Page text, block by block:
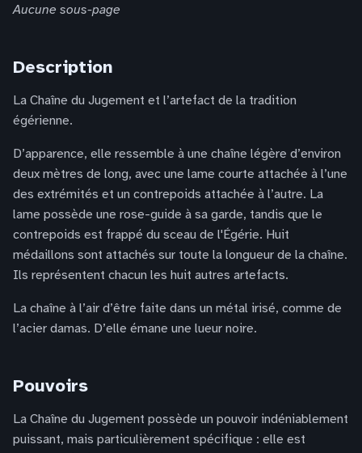
Aucune sous-page
Description
La Chaîne du Jugement et l’artefact de la tradition
égérienne.
D’apparence, elle ressemble à une chaîne légère d’environ
deux mètres de long, avec une lame courte attachée à l’une
des extrémités et un contrepoids attachée à l’autre. La
lame possède une rose-guide à sa garde, tandis que le
contrepoids est frappé du sceau de l'Égérie. Huit
médaillons sont attachés sur toute la longueur de la chaîne.
Ils représentent chacun les huit autres artefacts.
La chaîne à l’air d’être faite dans un métal irisé, comme de
l’acier damas. D’elle émane une lueur noire.
Pouvoirs
La Chaîne du Jugement possède un pouvoir indéniablement
puissant, mais particulièrement spécifique : elle est